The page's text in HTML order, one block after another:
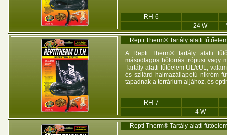
RH-6
24 W
Repti Therm® Tartály alatti
A Repti Therm® tartály alatti
másodlagos hőforrás trópusi vagy
Tartály alatti fűtőelem UL/cUL,
és szilárd halmazállapotú nikróm
tapadnak a terrárium aljához, és
RH-7
4 W
Repti Therm® Tartály alatti